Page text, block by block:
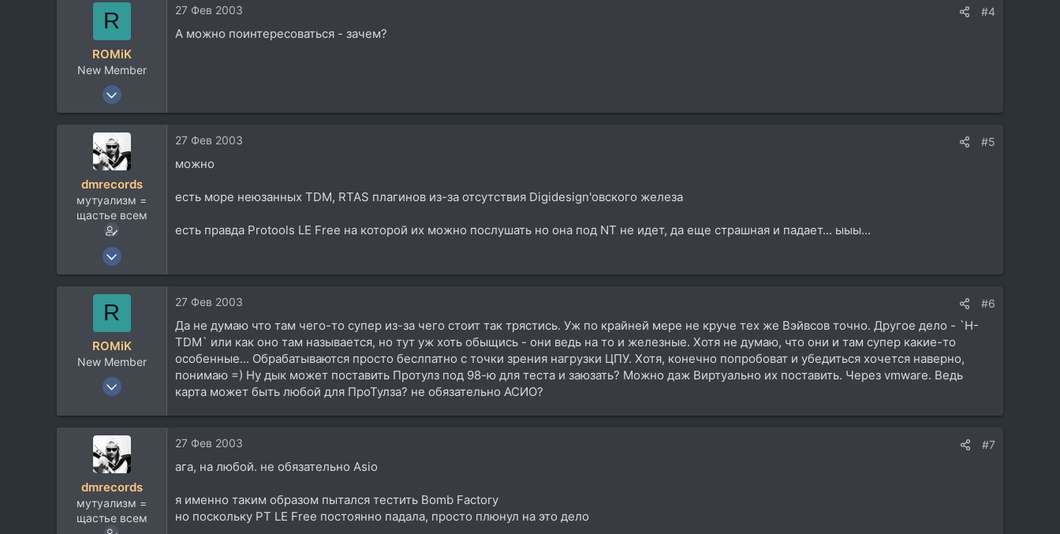
CherryVille
R
ROMiK
New Member
27 Янв 2003
27 Фев 2003 #4
А можно поинтересоваться - зачем?
dmrecords
мутуализм =
щастье всем
22 Ноя 2002
CherryVille
27 Фев 2003 #5
можно
есть море неюзанных TDM, RTAS плагинов из-за отсутствия Digidesign'овского железа
есть правда Protools LE Free на которой их можно послушать но она под NT не идет, да еще страшная и падает... ыыы...
R
ROMiK
New Member
27 Янв 2003
27 Фев 2003 #6
Да не думаю что там чего-то супер из-за чего стоит так трястись. Уж по крайней мере не круче тех же Вэйвсов точно. Другое дело - `H-
TDM` или как оно там называется, но тут уж хоть обыщись - они ведь на то и железные. Хотя не думаю, что они и там супер какие-то
особенные... Обрабатываются просто беслпатно с точки зрения нагрузки ЦПУ. Хотя, конечно попробоват и убедиться хочется наверно,
понимаю =) Ну дык может поставить Протулз под 98-ю для теста и заюзать? Можно даж Виртуально их поставить. Через vmware. Ведь
карта может быть любой для ПроТулза? не обязательно АСИО?
dmrecords
мутуализм =
щастье всем
27 Фев 2003 #7
ага, на любой. не обязательно Asio
я именно таким образом пытался тестить Bomb Factory
но поскольку PT LE Free постоянно падала, просто плюнул на это дело